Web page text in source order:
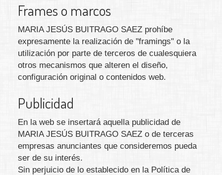
Frames o marcos
MARIA JESÚS BUITRAGO SAEZ prohíbe
expresamente la realización de "framings" o la
utilización por parte de terceros de cualesquiera
otros mecanismos que alteren el diseño,
configuración original o contenidos web.
Publicidad
En la web se insertará aquella publicidad de
MARIA JESÚS BUITRAGO SAEZ o de terceras
empresas anunciantes que consideremos pueda
ser de su interés.
Sin perjuicio de lo establecido en la Política de